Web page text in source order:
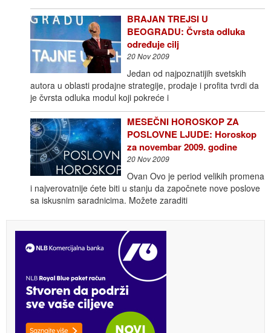
BRAJAN TREJSI U
BEOGRADU: Čvrsta odluka
određuje cilj
20 Nov 2009
Jedan od najpoznatijih svetskih
autora u oblasti prodajne strategije, prodaje i profita tvrdi da
je čvrsta odluka modul koji pokreće i
MESEČNI HOROSKOP ZA
POSLOVNE LJUDE: Horoskop
za novembar 2009. godine
20 Nov 2009
Ovan Ovo je period velikih promena
i najverovatnije ćete biti u stanju da započnete nove poslove
sa iskusnim saradnicima. Možete zaraditi